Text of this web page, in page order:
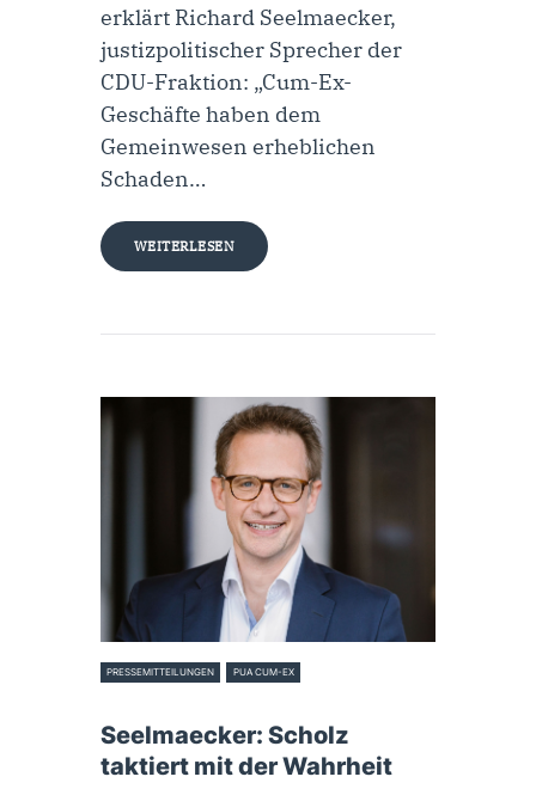
erklärt Richard Seelmaecker,
justizpolitischer Sprecher der
CDU-Fraktion: „Cum-Ex-
Geschäfte haben dem
Gemeinwesen erheblichen
Schaden…
WEITERLESEN
PRESSEMITTEILUNGEN PUA CUM-EX
Seelmaecker: Scholz
taktiert mit der Wahrheit